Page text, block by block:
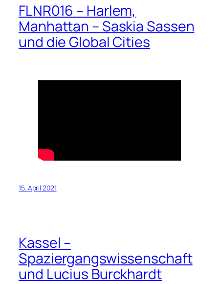
FLNR016 – Harlem,
Manhattan – Saskia Sassen
und die Global Cities
15. April 2021
Kassel –
Spaziergangswissenschaft
und Lucius Burckhardt